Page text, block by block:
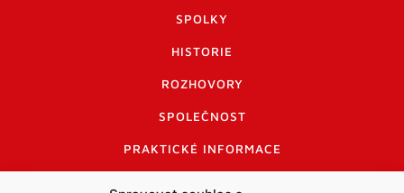
SPOLKY
HISTORIE
ROZHOVORY
SPOLEČNOST
PRAKTICKÉ INFORMACE